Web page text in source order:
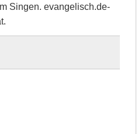
Singen. evangelisch.de-